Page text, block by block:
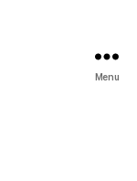
Menu